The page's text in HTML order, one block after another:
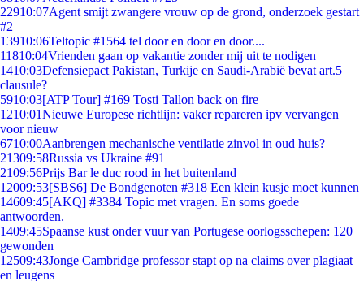
22910:07Agent smijt zwangere vrouw op de grond, onderzoek gestart
#2
13910:06Teltopic #1564 tel door en door en door....
11810:04Vrienden gaan op vakantie zonder mij uit te nodigen
1410:03Defensiepact Pakistan, Turkije en Saudi-Arabië bevat art.5
clausule?
5910:03[ATP Tour] #169 Tosti Tallon back on fire
1210:01Nieuwe Europese richtlijn: vaker repareren ipv vervangen
voor nieuw
6710:00Aanbrengen mechanische ventilatie zinvol in oud huis?
21309:58Russia vs Ukraine #91
2109:56Prijs Bar le duc rood in het buitenland
12009:53[SBS6] De Bondgenoten #318 Een klein kusje moet kunnen
14609:45[AKQ] #3384 Topic met vragen. En soms goede
antwoorden.
1409:45Spaanse kust onder vuur van Portugese oorlogsschepen: 120
gewonden
12509:43Jonge Cambridge professor stapt op na claims over plagiaat
en leugens